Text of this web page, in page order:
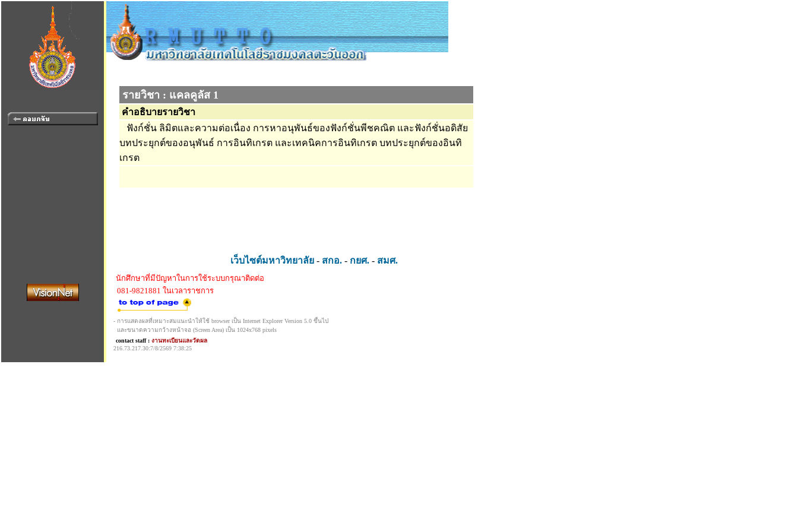
รายวิชา : แคลคูลัส 1
คำอธิบายรายวิชา
ฟังก์ชั่น ลิมิตและความต่อเนื่อง การหาอนุพันธ์ของฟังก์ชั่นพีชคณิต และฟังก์ชั่นอดิสัย
บทประยุกต์ของอนุพันธ์ การอินทิเกรต และเทคนิคการอินทิเกรต บทประยุกต์ของอินทิ
เกรต
เว็บไซต์มหาวิทยาลัย - สกอ. - กยศ. - สมศ.
นักศึกษาที่มีปัญหาในการใช้ระบบกรุณาติดต่อ
081-9821881 ในเวลาราชการ
- การแสดงผลที่เหมาะสมแนะนำให้ใช้ browser เป็น Internet Explorer Version 5.0 ขึ้นไป
และขนาดความกว้างหน้าจอ (Screen Area) เป็น 1024x768 pixels
contact staff : งานทะเบียนและวัดผล
216.73.217.30:7/8/2569 7:38:25